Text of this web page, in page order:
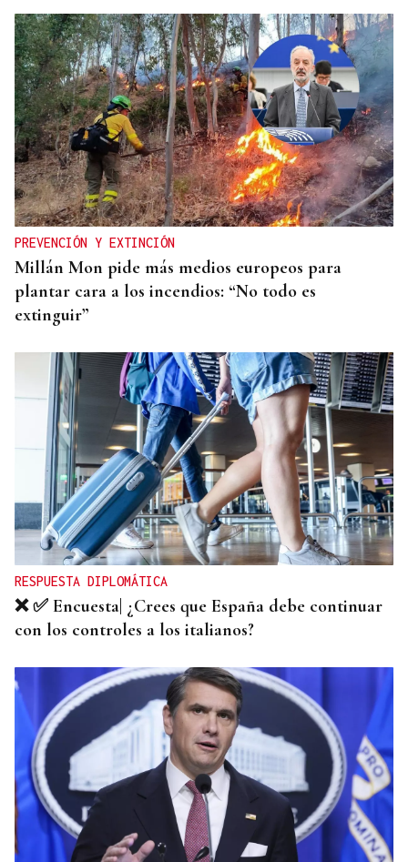
HIDROCARBUROS
La OPEP+ sigue ampliando la oferta de petróleo
para estabilizar el mercado
PREVENCIÓN Y EXTINCIÓN
Millán Mon pide más medios europeos para
plantar cara a los incendios: “No todo es
extinguir”
RESPUESTA DIPLOMÁTICA
❌ ✅ Encuesta| ¿Crees que España debe continuar
con los controles a los italianos?